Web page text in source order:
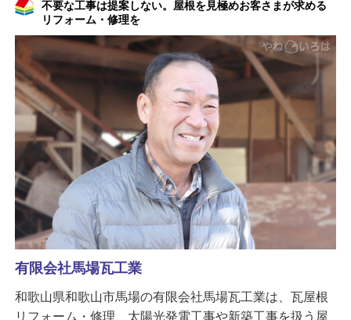
不要な工事は提案しない。屋根を見極めお客さまが求める
リフォーム・修理を
有限会社馬場瓦工業
和歌山県和歌山市馬場の有限会社馬場瓦工業は、瓦屋根
リフォーム・修理、太陽光発電工事や新築工事を扱う屋